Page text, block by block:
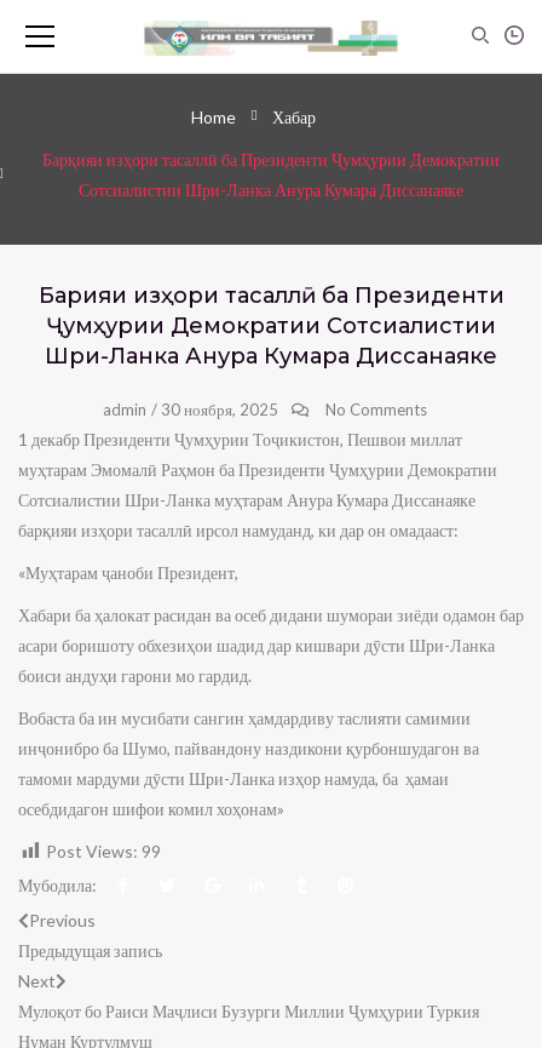
Home Хабар
Барқияи изҳори тасаллӣ ба Президенти Ҷумҳурии Демократии
Сотсиалистии Шри-Ланка Анура Кумара Диссанаяке
Барқияи изҳори тасаллӣ ба Президенти
Ҷумҳурии Демократии Сотсиалистии
Шри-Ланка Анура Кумара Диссанаяке
admin / 30 ноября, 2025 No Comments
1 декабр Президенти Ҷумҳурии Тоҷикистон, Пешвои миллат
муҳтарам Эмомалӣ Раҳмон ба Президенти Ҷумҳурии Демократии
Сотсиалистии Шри-Ланка муҳтарам Анура Кумара Диссанаяке
барқияи изҳори тасаллӣ ирсол намуданд, ки дар он омадааст:
«Муҳтарам ҷаноби Президент,
Хабари ба ҳалокат расидан ва осеб дидани шумораи зиёди одамон бар
асари боришоту обхезиҳои шадид дар кишвари дӯсти Шри-Ланка
боиси андуҳи гарони мо гардид.
Вобаста ба ин мусибати сангин ҳамдардиву таслияти самимии
инҷонибро ба Шумо, пайвандону наздикони қурбоншудагон ва
тамоми мардуми дӯсти Шри-Ланка изҳор намуда, ба ҳамаи
осебдидагон шифои комил хоҳонам»
Post Views: 99
Мубодила:
Previous
Предыдущая запись
Next
Мулоқот бо Раиси Маҷлиси Бузурги Миллии Ҷумҳурии Туркия
Нуман Куртулмуш